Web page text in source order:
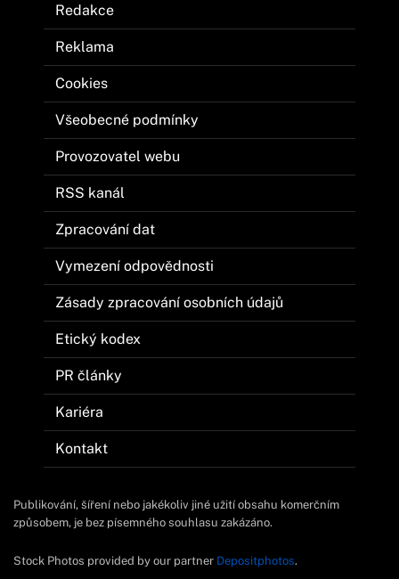
Redakce
Reklama
Cookies
Všeobecné podmínky
Provozovatel webu
RSS kanál
Zpracování dat
Vymezení odpovědnosti
Zásady zpracování osobních údajů
Etický kodex
PR články
Kariéra
Kontakt
Publikování, šíření nebo jakékoliv jiné užití obsahu komerčním
způsobem, je bez písemného souhlasu zakázáno.
Stock Photos provided by our partner Depositphotos.